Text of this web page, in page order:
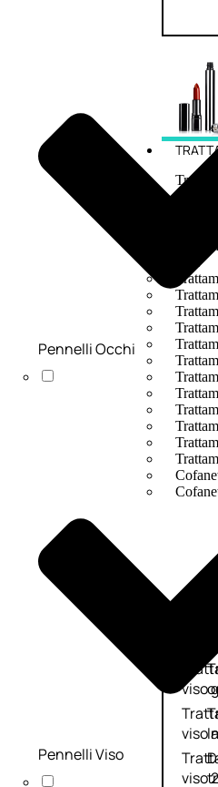
Cream
viso
viso
viso
Pennelli Occhi
Pennelli Viso